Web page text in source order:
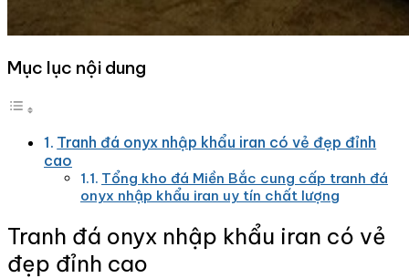
Mục lục nội dung
Tranh đá onyx nhập khẩu iran có vẻ đẹp đỉnh
cao
Tổng kho đá Miền Bắc cung cấp tranh đá
onyx nhập khẩu iran uy tín chất lượng
Tranh đá onyx nhập khẩu iran có vẻ
đẹp đỉnh cao